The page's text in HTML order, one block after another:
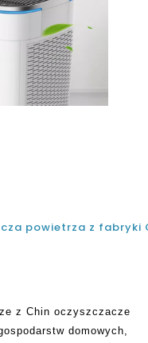
powietrza z fabryki
z Chin oczyszczacze
domowych,